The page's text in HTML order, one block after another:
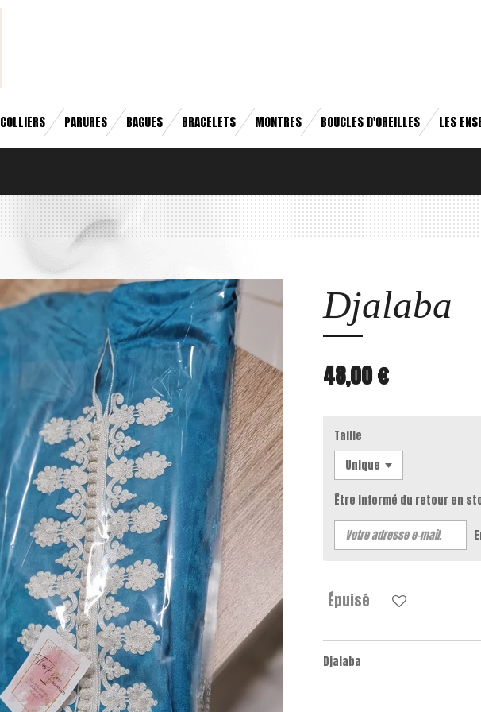
COLLIERS PARURES BAGUES BRACELETS MONTRES BOUCLES D'OREILLES LES
Djalaba
48,00 €
Taille
Être informé du retour en
Épuisé
Djalaba